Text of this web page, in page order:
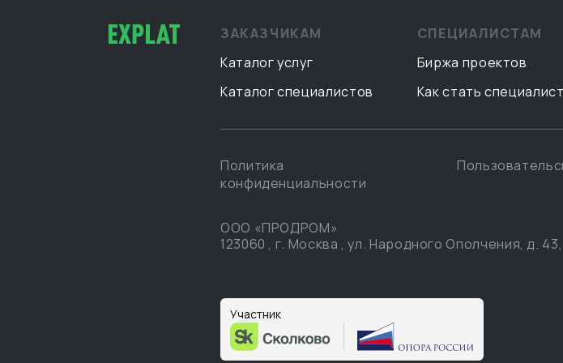
ЗАКАЗЧИКАМ
Каталог услуг
Каталог специалистов
СПЕЦИАЛИСТАМ
Биржа проектов
Как стать
Политика
конфиденциальности
ООО «ПРОДРОМ»
123060 , г. Москва ,ул. Народного Ополчения, д.
Участник